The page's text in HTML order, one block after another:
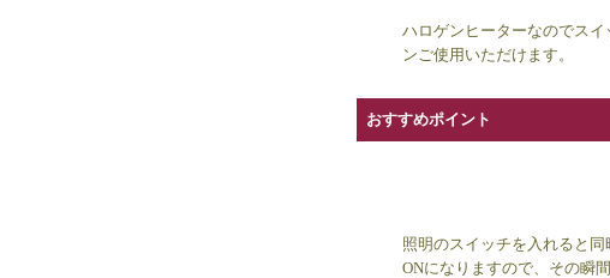
ハロゲンヒーターなのでス
ンご使用いただけます。
おすすめポイント
照明のスイッチを入れると
ONになりますので、その瞬